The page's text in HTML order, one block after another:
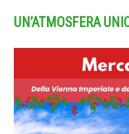
UN’ATMOSFERA